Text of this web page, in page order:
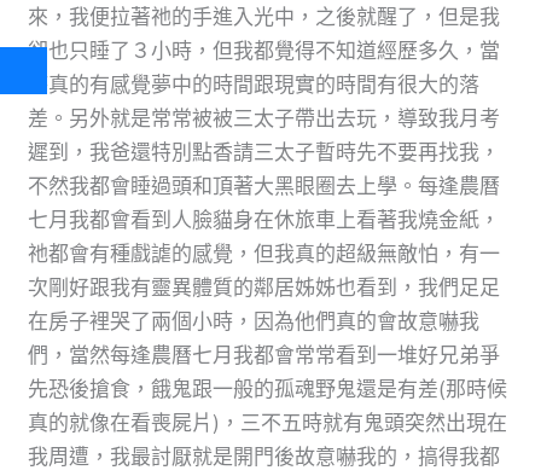
來，我便拉著祂的手進入光中，之後就醒了，但是我
卻也只睡了３小時，但我都覺得不知道經歷多久，當
時真的有感覺夢中的時間跟現實的時間有很大的落
差。另外就是常常被被三太子帶出去玩，導致我月考
遲到，我爸還特別點香請三太子暫時先不要再找我，
不然我都會睡過頭和頂著大黑眼圈去上學。每逢農曆
七月我都會看到人臉貓身在休旅車上看著我燒金紙，
祂都會有種戲謔的感覺，但我真的超級無敵怕，有一
次剛好跟我有靈異體質的鄰居姊姊也看到，我們足足
在房子裡哭了兩個小時，因為他們真的會故意嚇我
們，當然每逢農曆七月我都會常常看到一堆好兄弟爭
先恐後搶食，餓鬼跟一般的孤魂野鬼還是有差(那時候
真的就像在看喪屍片)，三不五時就有鬼頭突然出現在
我周遭，我最討厭就是開門後故意嚇我的，搞得我都